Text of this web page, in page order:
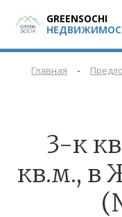
GREENSOCHI
Главная -
3-к
кв.м., в